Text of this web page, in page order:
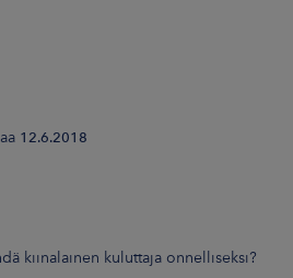
12.6.2018
kiinalainen kuluttaja onnelliseksi?